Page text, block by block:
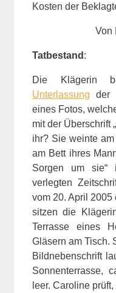
Kosten der
Von
Tatbestand :
Die Klägerin
Unterlassung der
eines Fotos,
mit der Überschrift
ihr? Sie weinte
am Bett ihres
Sorgen um
verlegten
vom 20. April 2005
sitzen die
Terrasse eines
Gläsern am Tisch.
Bildnebenschrift
Sonnenterrasse,
leer. Caroline